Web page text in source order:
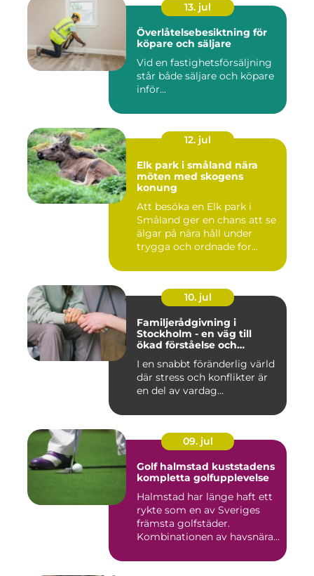
13. jul
Överlåtelsebesiktning för
köpare och säljare
Vid en fastighetsförsäljning
står både säljare och köpare
inför...
12. jul
Elk park i småland nära
möten med skogens
konung
Att besöka en Elk park i
Småland ger en chans att se
älgar på nära håll under
trygga och ordnade for...
10. jul
Familjerådgivning i
Stockholm - en väg till
ökad förståelse och
I en snabbt föränderlig värld
där stress och konflikter är
en del av vardag...
09. jul
Golf halmstad kuststadens
kompletta golfupplevelse
Halmstad har länge haft ett
rykte som en av Sveriges
främsta golfstäder.
Kombinationen av havsnära